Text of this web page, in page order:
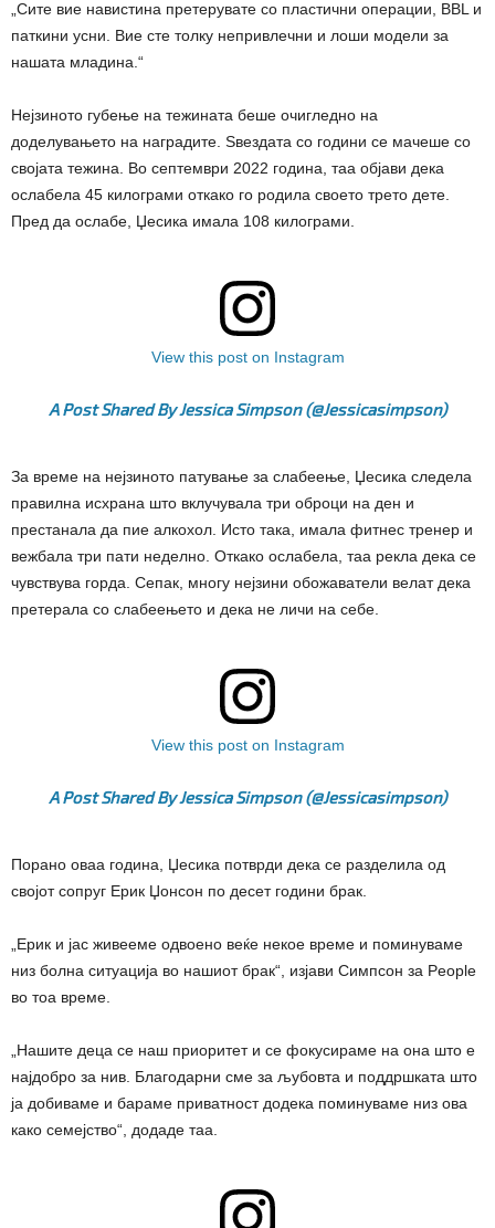
„Сите вие ​​навистина претерувате со пластични операции, BBL и
паткини усни. Вие сте толку непривлечни и лоши модели за
нашата младина.“
Нејзиното губење на тежината беше очигледно на
доделувањето на наградите. Ѕвездата со години се мачеше со
својата тежина. Во септември 2022 година, таа објави дека
ослабела 45 килограми откако го родила своето трето дете.
Пред да ослабе, Џесика имала 108 килограми.
View this post on Instagram
A Post Shared By Jessica Simpson (@jessicasimpson)
За време на нејзиното патување за слабеење, Џесика следела
правилна исхрана што вклучувала три оброци на ден и
престанала да пие алкохол. Исто така, имала фитнес тренер и
вежбала три пати неделно. Откако ослабела, таа рекла дека се
чувствува горда. Сепак, многу нејзини обожаватели велат дека
претерала со слабеењето и дека не личи на себе.
View this post on Instagram
A Post Shared By Jessica Simpson (@jessicasimpson)
Порано оваа година, Џесика потврди дека се разделила од
својот сопруг Ерик Џонсон по десет години брак.
„Ерик и јас живееме одвоено веќе некое време и поминуваме
низ болна ситуација во нашиот брак“, изјави Симпсон за People
во тоа време.
„Нашите деца се наш приоритет и се фокусираме на она што е
најдобро за нив. Благодарни сме за љубовта и поддршката што
ја добиваме и бараме приватност додека поминуваме низ ова
како семејство“, додаде таа.